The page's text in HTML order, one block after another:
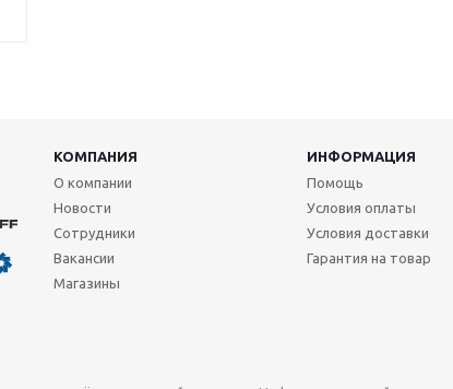
КОМПАНИЯ ИНФОРМАЦИЯ
О компании
Новости
Сотрудники
Вакансии
Магазины
Помощь
Условия оплаты
Условия доставки
Гарантия на товар